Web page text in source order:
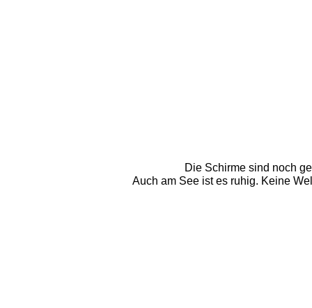
Die Schirme sind noch
Auch am See ist es ruhig. Keine